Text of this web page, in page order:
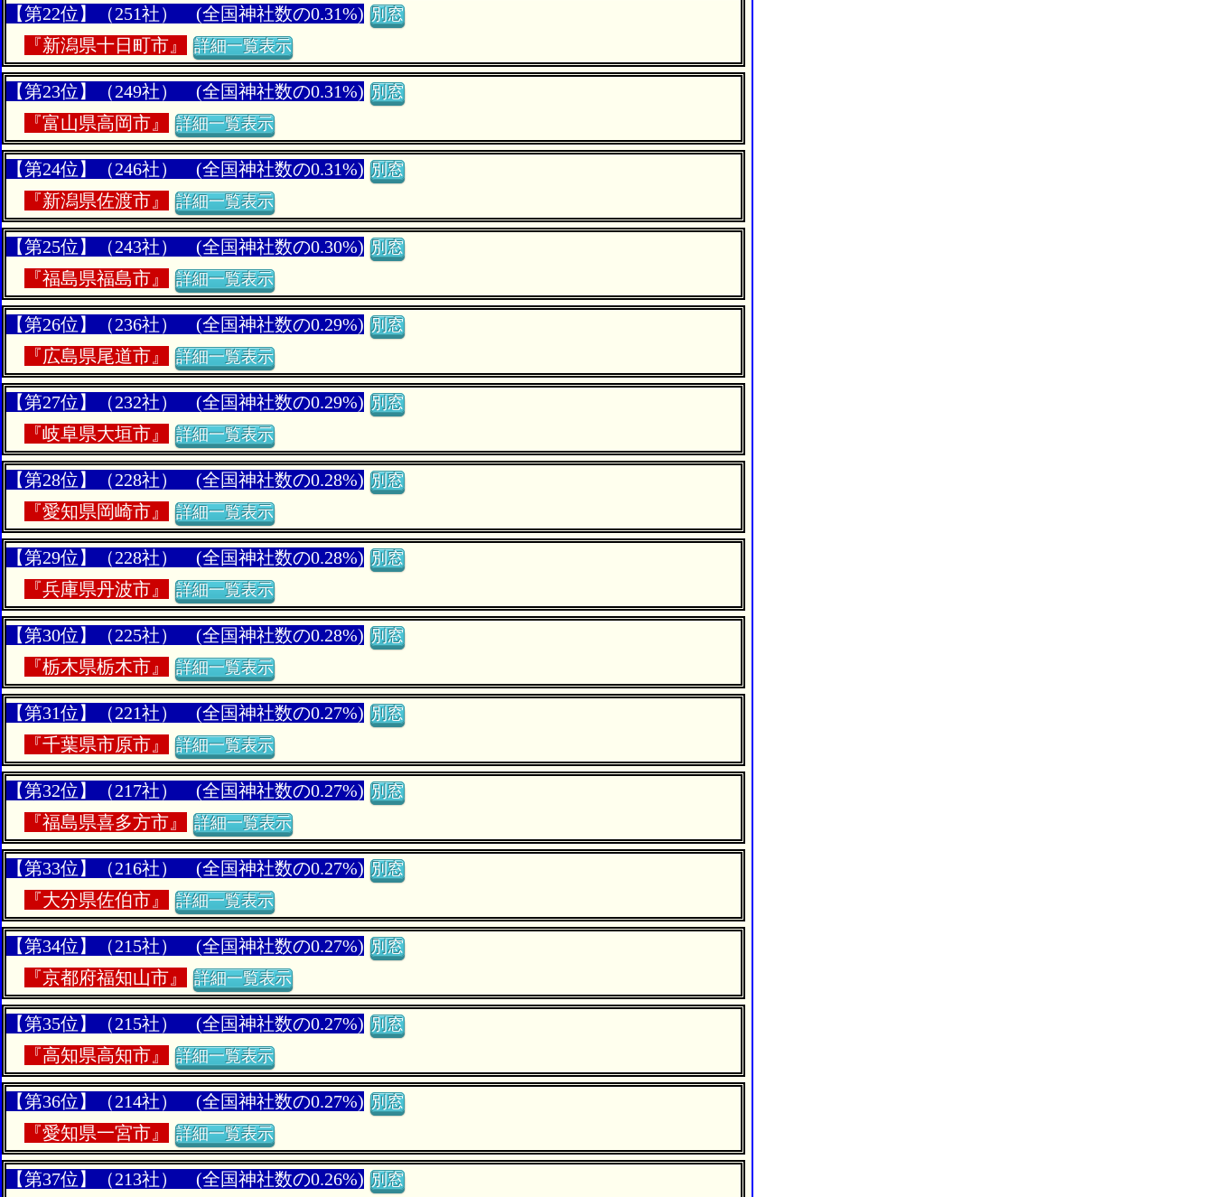
【第22位】（251社） (全国神社数の0.31%) 別窓
『新潟県十日町市』 詳細一覧表示
【第23位】（249社） (全国神社数の0.31%) 別窓
『富山県高岡市』 詳細一覧表示
【第24位】（246社） (全国神社数の0.31%) 別窓
『新潟県佐渡市』 詳細一覧表示
【第25位】（243社） (全国神社数の0.30%) 別窓
『福島県福島市』 詳細一覧表示
【第26位】（236社） (全国神社数の0.29%) 別窓
『広島県尾道市』 詳細一覧表示
【第27位】（232社） (全国神社数の0.29%) 別窓
『岐阜県大垣市』 詳細一覧表示
【第28位】（228社） (全国神社数の0.28%) 別窓
『愛知県岡崎市』 詳細一覧表示
【第29位】（228社） (全国神社数の0.28%) 別窓
『兵庫県丹波市』 詳細一覧表示
【第30位】（225社） (全国神社数の0.28%) 別窓
『栃木県栃木市』 詳細一覧表示
【第31位】（221社） (全国神社数の0.27%) 別窓
『千葉県市原市』 詳細一覧表示
【第32位】（217社） (全国神社数の0.27%) 別窓
『福島県喜多方市』 詳細一覧表示
【第33位】（216社） (全国神社数の0.27%) 別窓
『大分県佐伯市』 詳細一覧表示
【第34位】（215社） (全国神社数の0.27%) 別窓
『京都府福知山市』 詳細一覧表示
【第35位】（215社） (全国神社数の0.27%) 別窓
『高知県高知市』 詳細一覧表示
【第36位】（214社） (全国神社数の0.27%) 別窓
『愛知県一宮市』 詳細一覧表示
【第37位】（213社） (全国神社数の0.26%) 別窓